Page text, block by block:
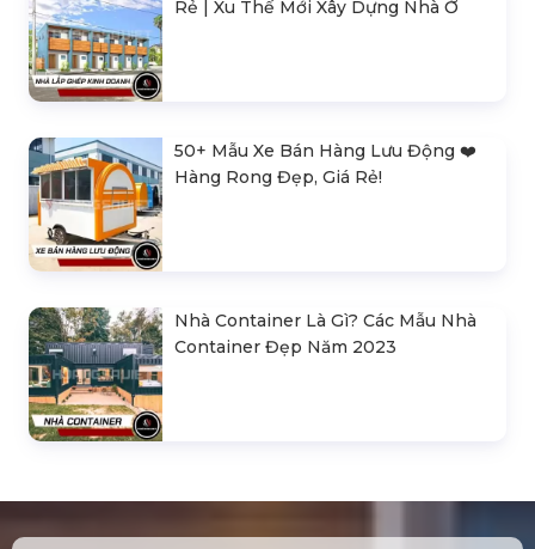
Rẻ | Xu Thế Mới Xây Dựng Nhà Ở
50+ Mẫu Xe Bán Hàng Lưu Động ❤️️
Hàng Rong Đẹp, Giá Rẻ!
Nhà Container Là Gì? Các Mẫu Nhà
Container Đẹp Năm 2023